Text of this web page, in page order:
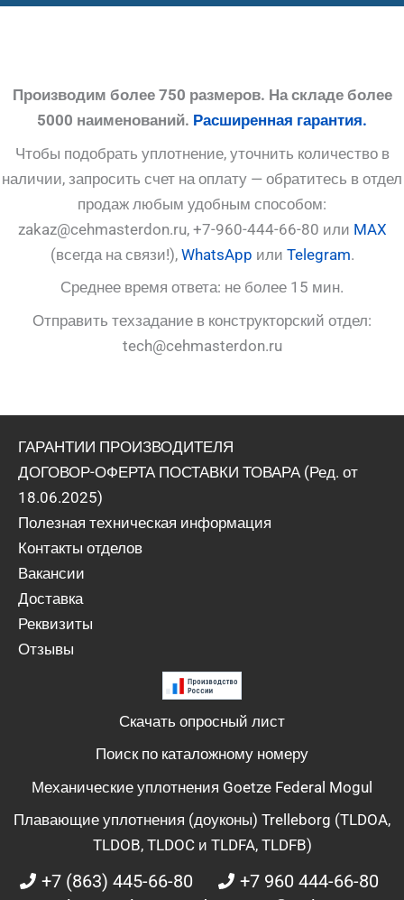
Производим более 750 размеров. На складе более
5000 наименований. Расширенная гарантия.
Чтобы подобрать уплотнение, уточнить количество в
наличии, запросить счет на оплату — обратитесь в отдел
продаж любым удобным способом:
zakaz@cehmasterdon.ru, +7-960-444-66-80 или MAX
(всегда на связи!), WhatsApp или Telegram.
Среднее время ответа: не более 15 мин.
Отправить техзадание в конструкторский отдел:
tech@cehmasterdon.ru
ГАРАНТИИ ПРОИЗВОДИТЕЛЯ
ДОГОВОР-ОФЕРТА ПОСТАВКИ ТОВАРА (Ред. от
18.06.2025)
Полезная техническая информация
Контакты отделов
Вакансии
Доставка
Реквизиты
Отзывы
Скачать опросный лист
Поиск по каталожному номеру
Механические уплотнения Goetze Federal Mogul
Плавающие уплотнения (доуконы) Trelleborg (TLDOA,
TLDOB, TLDOC и TLDFA, TLDFB)
+7 (863) 445-66-80
+7 960 444-66-80